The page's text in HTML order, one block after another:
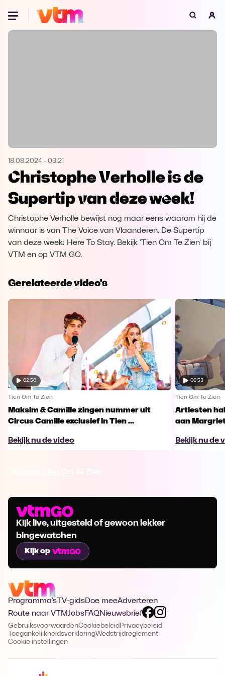
Oeps, browser niet ondersteund
Microsoft Edge Download
Opera Download
18.08.2024 - 03:21
Christophe Verholle is de
Supertip van deze week!
Christophe Verholle bewijst nog maar eens waarom hij de
winnaar is van The Voice van Vlaanderen. De Supertip
van deze week: Here To Stay. Bekijk 'Tien Om Te Zien' bij
VTM en op VTM GO.
Gerelateerde video's
02:50
Tien Om Te Zien
Maksim & Camille zingen nummer uit
Circus Camille exclusief in Tien ...
Bekijk nu de video
00:53
Tien Om Te Zien
Artiesten
aan
Bekijk nu de
Kijk live, uitgesteld of gewoon lekker
bingewatchen
Kijk op
Programma's TV-gidsDoe meeAdverteren
Route naar VTMJobsFAQNieuwsbrief
GebruiksvoorwaardenCookiebeleid Privacybeleid
ToegankelijkheidsverklaringWedstrijdreglement
Cookie instellingen